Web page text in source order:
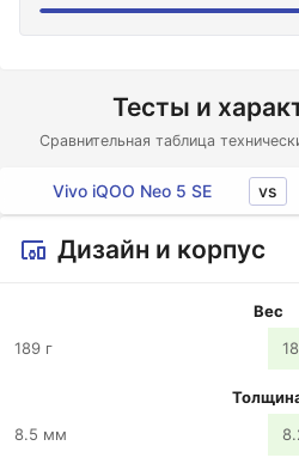
Тесты и
Сравнительная таблица
Vivo iQOO Neo 5 SE vs
Дизайн и корпус
Вес
189 г
8.5 мм